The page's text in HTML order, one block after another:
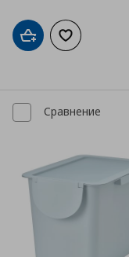
Добави вДобави към
Сравнение